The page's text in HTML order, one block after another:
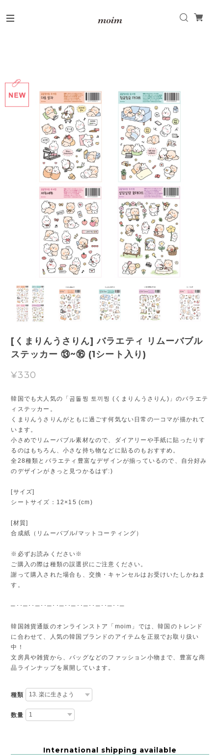
[くまりんうさりん] バラエティ リムーバブル
ステッカー ⑬~⑯ (1シート入り)
¥330
韓国でも大人気の「곰돌찡 토끼찡 (くまりんうさりん)」のバラエテ
ィステッカー。
くまりんうさりんがともに過ごす何気ない日常の一コマが描かれて
います。
小さめでリムーバブル素材なので、ダイアリーや手紙に貼ったりす
るのはもちろん、小さな持ち物などに貼るのもおすすめ。
全28種類とバラエティ豊富なデザインが揃っているので、自分好み
のデザインがきっと見つかるはず:)
[サイズ]
シートサイズ：12×15 (cm)
[材質]
合成紙（リムーバブル/マットコーティング）
※必ずお読みください※
ご購入の際は種類の誤選択にご注意ください。
謝って購入された場合も、交換・キャンセルはお受けいたしかねま
す。
─･･─･･─･･─･･─･･─･･─･･─･･─･･─
韓国雑貨通販のオンラインストア「moim」では、韓国のトレンド
に合わせて、人気の韓国ブランドのアイテムを正規でお取り扱い
中！
文房具や雑貨から、バッグなどのファッション小物まで、豊富な商
品ラインナップを展開しています。
種類
数量
International shipping available